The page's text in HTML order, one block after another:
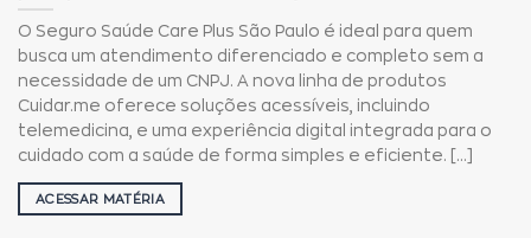
O Seguro Saúde Care Plus São Paulo é ideal para quem
busca um atendimento diferenciado e completo sem a
necessidade de um CNPJ. A nova linha de produtos
Cuidar.me oferece soluções acessíveis, incluindo
telemedicina, e uma experiência digital integrada para o
cuidado com a saúde de forma simples e eficiente. [...]
ACESSAR MATÉRIA